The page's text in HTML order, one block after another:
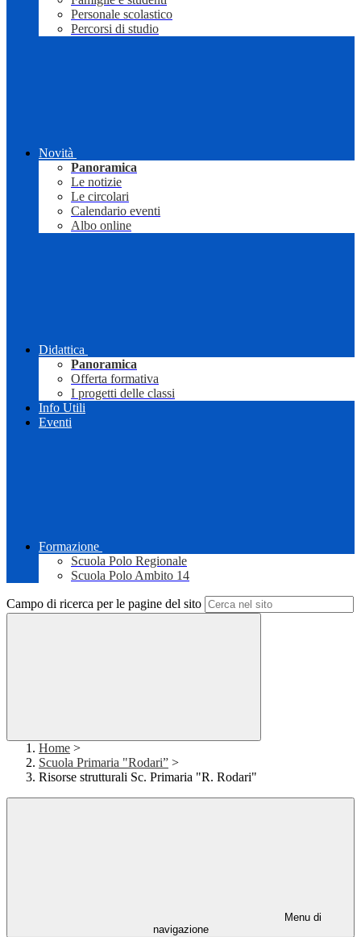
Personale scolastico
Percorsi di studio
Novità
Panoramica
Le notizie
Le circolari
Calendario eventi
Albo online
Didattica
Panoramica
Offerta formativa
I progetti delle classi
Info Utili
Eventi
Formazione
Scuola Polo Regionale
Scuola Polo Ambito 14
Campo di ricerca per le pagine del sito
Home >
Scuola Primaria "Rodari” >
Risorse strutturali Sc. Primaria "R. Rodari"
Menu di
navigazione